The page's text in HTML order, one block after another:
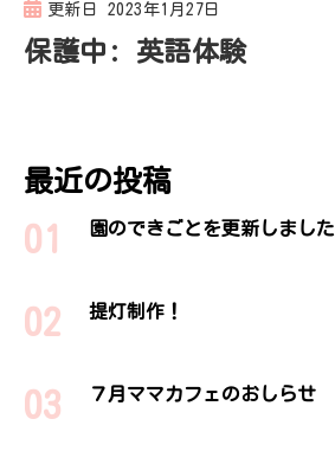
更新日 2023年1月27日
保護中: 英語体験
最近の投稿
園のできごとを更新しました
提灯制作！
７月ママカフェのおしらせ